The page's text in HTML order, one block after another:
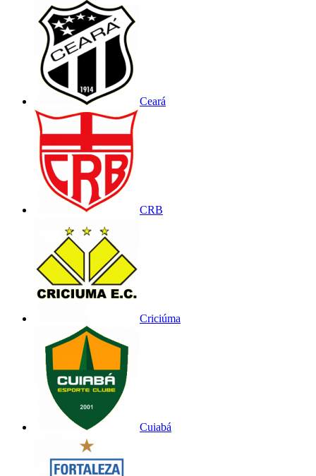
Ceará
CRB
Criciúma
Cuiabá